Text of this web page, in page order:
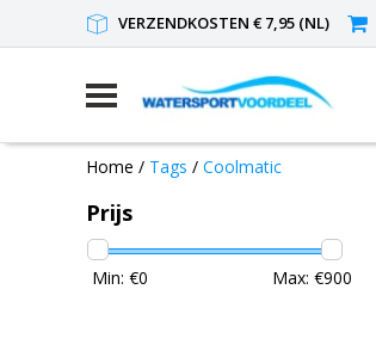
VERZENDKOSTEN € 7,95 (NL)
Home / Tags / Coolmatic
Prijs
Min: €0 Max: €900